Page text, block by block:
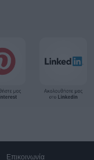
Επικοινωνία